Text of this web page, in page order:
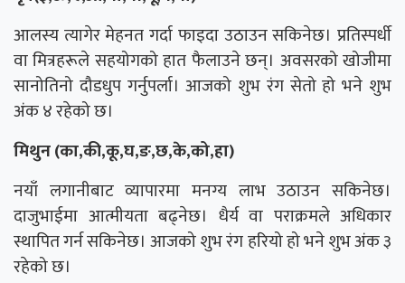
आलस्य त्यागेर मेहनत गर्दा फाइदा उठाउन सकिनेछ। प्रतिस्पर्धी
वा मित्रहरूले सहयोगको हात फैलाउने छन्। अवसरको खोजीमा
सानोतिनो दौडधुप गर्नुपर्ला। आजको शुभ रंग सेतो हो भने शुभ
अंक ४ रहेको छ।
मिथुन (का,की,कू,घ,ङ,छ,के,को,हा)
नयाँ लगानीबाट व्यापारमा मनग्य लाभ उठाउन सकिनेछ।
दाजुभाईमा आत्मीयता बढ्नेछ। धैर्य वा पराक्रमले अधिकार
स्थापित गर्न सकिनेछ। आजको शुभ रंग हरियो हो भने शुभ अंक ३
रहेको छ।